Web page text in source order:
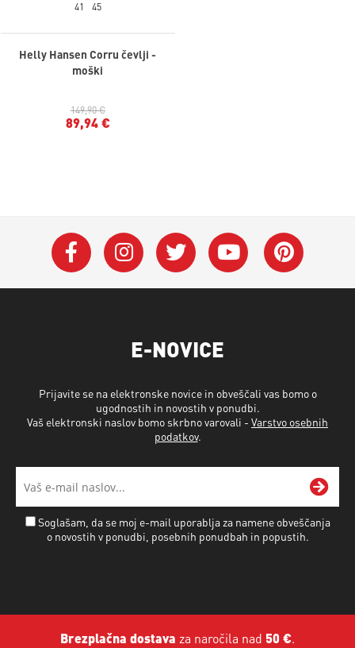
41 45
Helly Hansen Corru čevlji -
moški
149,90 €
89,94 €
E-NOVICE
Prijavite se na elektronske novice in obveščali vas bomo o
ugodnostih in novostih v ponudbi.
Vaš elektronski naslov bomo skrbno varovali - Varstvo osebnih
podatkov.
Soglašam, da se moj e-mail uporablja za namene obveščanja
o novostih v ponudbi, posebnih ponudbah in popustih.
Brezplačna dostava za naročila nad 50 €.